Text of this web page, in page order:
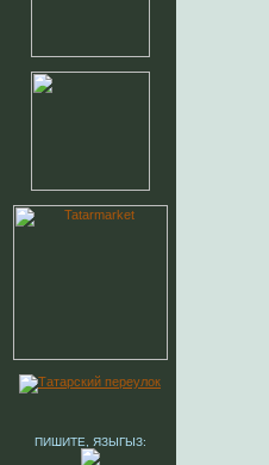
ПИШИТЕ, ЯЗЫГЫЗ: